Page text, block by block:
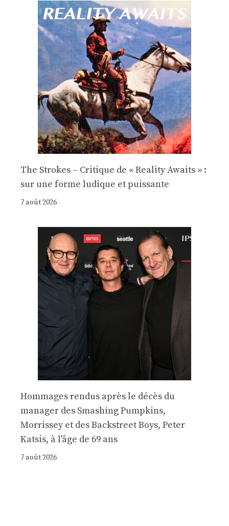
The Strokes – Critique de « Reality Awaits » :
sur une forme ludique et puissante
7 août 2026
Hommages rendus après le décès du
manager des Smashing Pumpkins,
Morrissey et des Backstreet Boys, Peter
Katsis, à l'âge de 69 ans
7 août 2026